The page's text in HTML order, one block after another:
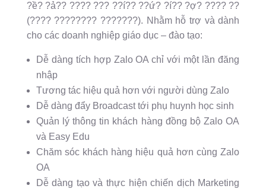
?ề? ?ả?? ???? ??? ??í?? ??ứ? ?í?? ?ợ? ???? ??
(???? ???????? ???????). Nhằm hỗ trợ và dành
cho các doanh nghiệp giáo dục – đào tạo:
Dễ dàng tích hợp Zalo OA chỉ với một lần đăng
nhập
Tương tác hiệu quả hơn với người dùng Zalo
Dễ dàng đẩy Broadcast tới phụ huynh học sinh
Quản lý thông tin khách hàng đồng bộ Zalo OA
và Easy Edu
Chăm sóc khách hàng hiệu quả hơn cùng Zalo
OA
Dễ dàng tạo và thực hiện chiến dịch Marketing